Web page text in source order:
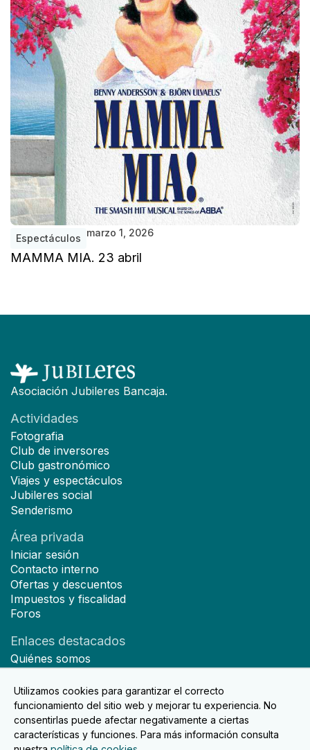
Utilizamos cookies para garantizar el correcto
funcionamiento del sitio web y mejorar tu experiencia. No
consentirlas puede afectar negativamente a ciertas
características y funciones. Para más información consulta
Espectáculos marzo 1, 2026
MAMMA MIA. 23 abril
Asociación Jubileres Bancaja.
Actividades
Fotografia
Club de inversores
Club gastronómico
Viajes y espectáculos
Jubileres social
Senderismo
Área privada
Iniciar sesión
Contacto interno
Ofertas y descuentos
Impuestos y fiscalidad
Foros
Enlaces destacados
Quiénes somos
Hazte socio
Noticias
Contacto